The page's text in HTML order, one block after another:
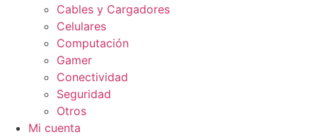
Cables y Cargadores
Celulares
Computación
Gamer
Conectividad
Seguridad
Otros
Mi cuenta